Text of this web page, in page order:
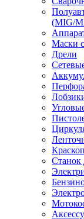
(MIG/
Маски
Дрели
Станок